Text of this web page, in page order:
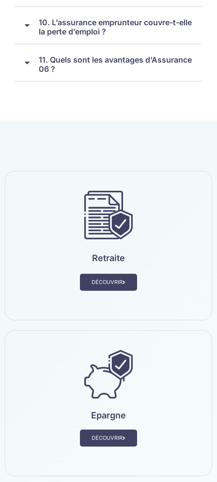
10. L’assurance emprunteur couvre-t-elle
la perte d’emploi ?
11. Quels sont les avantages d’Assurance
06 ?
Retraite
DÉCOUVRIR
Epargne
DÉCOUVRIR